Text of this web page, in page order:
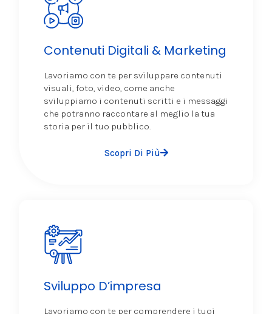
Contenuti Digitali & Marketing
Lavoriamo con te per sviluppare contenuti
visuali, foto, video, come anche
sviluppiamo i contenuti scritti e i messaggi
che potranno raccontare al meglio la tua
storia per il tuo pubblico.
Scopri Di Più
Sviluppo D’impresa
Lavoriamo con te per comprendere i tuoi